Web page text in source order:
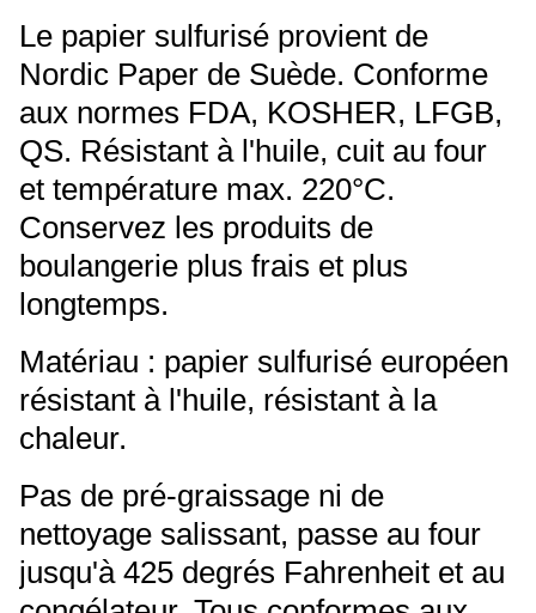
Le papier sulfurisé provient de
Nordic Paper de Suède. Conforme
aux normes FDA, KOSHER, LFGB,
QS. Résistant à l'huile, cuit au four
et température max. 220°C.
Conservez les produits de
boulangerie plus frais et plus
longtemps.
Matériau : papier sulfurisé européen
résistant à l'huile, résistant à la
chaleur.
Pas de pré-graissage ni de
nettoyage salissant, passe au four
jusqu'à 425 degrés Fahrenheit et au